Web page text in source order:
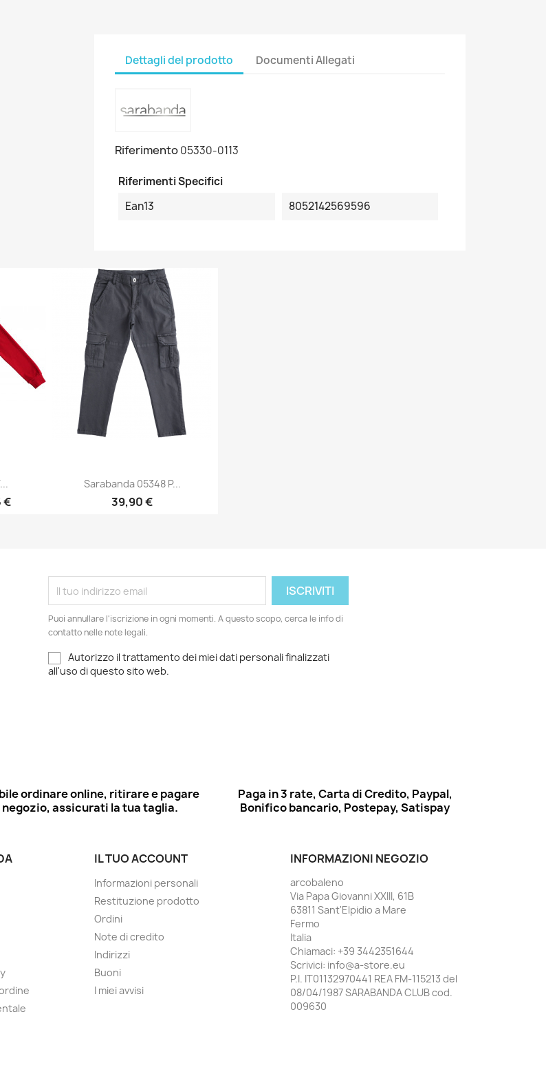
Dettagli del prodotto Documenti Allegati
Riferimento05330-0113
Riferimenti Specifici
Ean13
8052142569596
€
Sarabanda 05348 P...
39,90 €
Puoi annullare l'iscrizione in ogni momenti. A questo scopo, cerca le info di
contatto nelle note legali.
Autorizzo il trattamento dei miei dati personali finalizzati
all'uso di questo sito web.
ordinare online, ritirare e pagare
negozio, assicurati la tua taglia.
Paga in 3 rate, Carta di Credito, Paypal,
Bonifico bancario, Postepay, Satispay
IL TUO ACCOUNT
Informazioni personali
Restituzione prodotto
Ordini
Note di credito
Indirizzi
Buoni
I miei avvisi
INFORMAZIONI NEGOZIO
arcobaleno
Via Papa Giovanni XXIII, 61B
63811 Sant'Elpidio a Mare
Fermo
Italia
Chiamaci: +39 3442351644
Scrivici: info@a-store.eu
P.I. IT01132970441 REA FM-115213 del
08/04/1987 SARABANDA CLUB cod.
009630